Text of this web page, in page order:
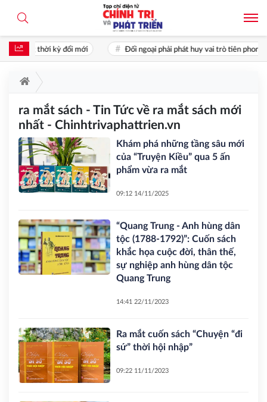
trong thời kỳ đổi mới Đối ngoại phải phát huy vai trò tiên phong:
ra mắt sách - Tin Tức về ra mắt sách mới
nhất - Chinhtrivaphattrien.vn
Khám phá những tầng sâu mới
của “Truyện Kiều” qua 5 ấn
phẩm vừa ra mắt
09:12 14/11/2025
“Quang Trung - Anh hùng dân
tộc (1788-1792)”: Cuốn sách
khắc họa cuộc đời, thân thế,
sự nghiệp anh hùng dân tộc
Quang Trung
14:41 22/11/2023
Ra mắt cuốn sách “Chuyện “đi
sứ” thời hội nhập”
09:22 11/11/2023